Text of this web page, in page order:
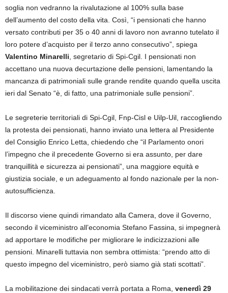
soglia non vedranno la rivalutazione al 100% sulla base
dell’aumento del costo della vita. Così, “i pensionati che hanno
versato contributi per 35 o 40 anni di lavoro non avranno tutelato il
loro potere d’acquisto per il terzo anno consecutivo”, spiega
Valentino Minarelli , segretario di Spi-Cgil. I pensionati non
accettano una nuova decurtazione delle pensioni, lamentando la
mancanza di patrimoniali sulle grande rendite quando quella uscita
ieri dal Senato “è, di fatto, una patrimoniale sulle pensioni”.
Le segreterie territoriali di Spi-Cgil, Fnp-Cisl e Uilp-Uil, raccogliendo
la protesta dei pensionati, hanno inviato una lettera al Presidente
del Consiglio Enrico Letta, chiedendo che “il Parlamento onori
l’impegno che il precedente Governo si era assunto, per dare
tranquillità e sicurezza ai pensionati”, una maggiore equità e
giustizia sociale, e un adeguamento al fondo nazionale per la non-
autosufficienza.
Il discorso viene quindi rimandato alla Camera, dove il Governo,
secondo il viceministro all’economia Stefano Fassina, si impegnerà
ad apportare le modifiche per migliorare le indicizzazioni alle
pensioni. Minarelli tuttavia non sembra ottimista: “prendo atto di
questo impegno del viceministro, però siamo già stati scottati”.
La mobilitazione dei sindacati verrà portata a Roma, venerdì 29